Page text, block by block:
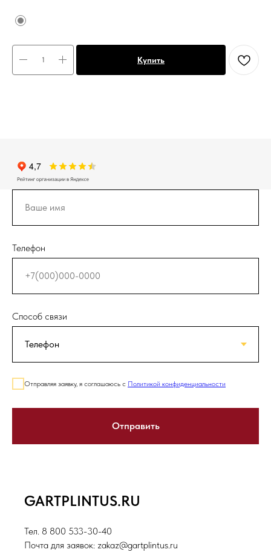
Купить
Телефон
Способ связи
Отправляя заявку, я соглашаюсь с Политикой конфиденциальности
Отправить
GARTPLINTUS.RU
Тел. 8 800 533-30-40
Почта для заявок: zakaz@gartplintus.ru